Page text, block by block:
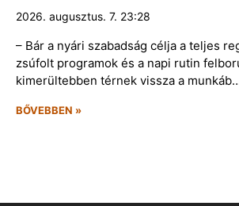
2026. augusztus. 7. 23:28
– Bár a nyári szabadság célja a teljes
zsúfolt programok és a napi rutin
kimerültebben térnek vissza a
BŐVEBBEN »